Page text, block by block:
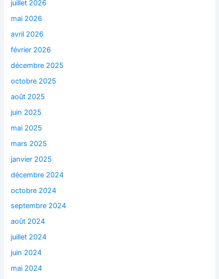
juillet 2026
mai 2026
avril 2026
février 2026
décembre 2025
octobre 2025
août 2025
juin 2025
mai 2025
mars 2025
janvier 2025
décembre 2024
octobre 2024
septembre 2024
août 2024
juillet 2024
juin 2024
mai 2024